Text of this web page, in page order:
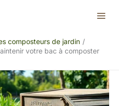
composteurs de jardin
votre bac à composter